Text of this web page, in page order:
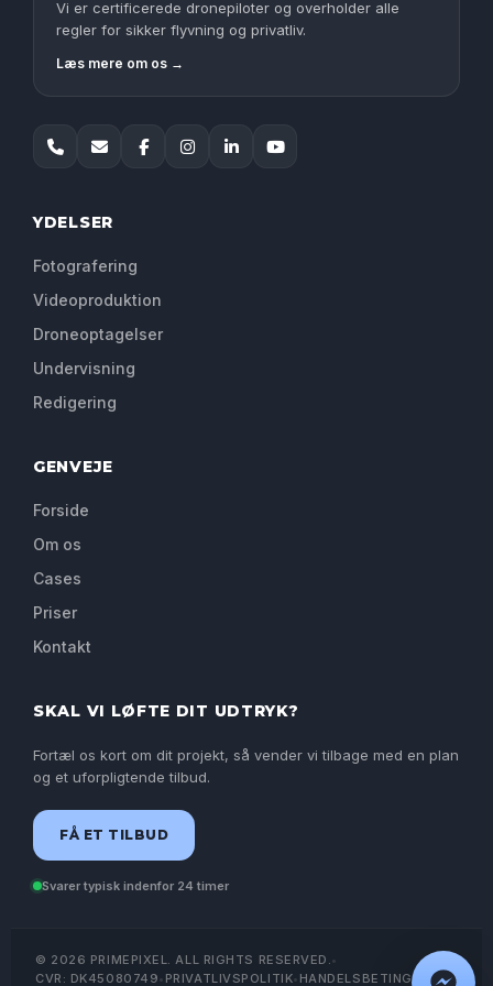
Vi er certificerede dronepiloter og overholder alle
regler for sikker flyvning og privatliv.
Læs mere om os →
YDELSER
Fotografering
Videoproduktion
Droneoptagelser
Undervisning
Redigering
GENVEJE
Forside
Om os
Cases
Priser
Kontakt
SKAL VI LØFTE DIT UDTRYK?
Fortæl os kort om dit projekt, så vender vi tilbage med en plan
og et uforpligtende tilbud.
FÅ ET TILBUD
Svarer typisk indenfor 24 timer
© 2026 PRIMEPIXEL. ALL RIGHTS RESERVED.•
CVR: DK45080749• PRIVATLIVSPOLITIK• HANDELSBETINGELSER